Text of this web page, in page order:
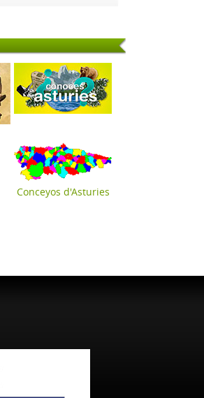
Conceyos d'Asturies